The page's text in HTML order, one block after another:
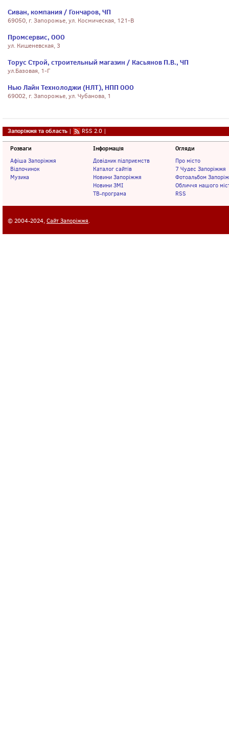
Сиван, компания / Гончаров, ЧП
69050, г. Запорожье, ул. Космическая, 121-В
Промсервис, ООО
ул. Кишеневская, 3
Торус Строй, строительный магазин / Касьянов П.В., ЧП
ул.Базовая, 1-Г
Нью Лайн Технолоджи (НЛТ), НПП ООО
69002, г. Запорожье, ул. Чубанова, 1
Запоріжжя та область | RSS 2.0 |
Розваги
Афіша Запоріжжя
Відпочинок
Музика
Інформація
Довідник підприємств
Каталог сайтів
Новини Запоріжжя
Новини ЗМІ
ТВ-програма
Огляди
Про місто
7 Чудес Запоріжжя
Фотоальбом
Обличчя нашого
RSS
© 2004-2024, Сайт Запоріжжя.